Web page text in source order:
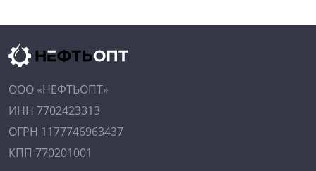
ООО «НЕФТЬОПТ»
ИНН 7702423313
ОГРН 1177746963437
КПП 770201001